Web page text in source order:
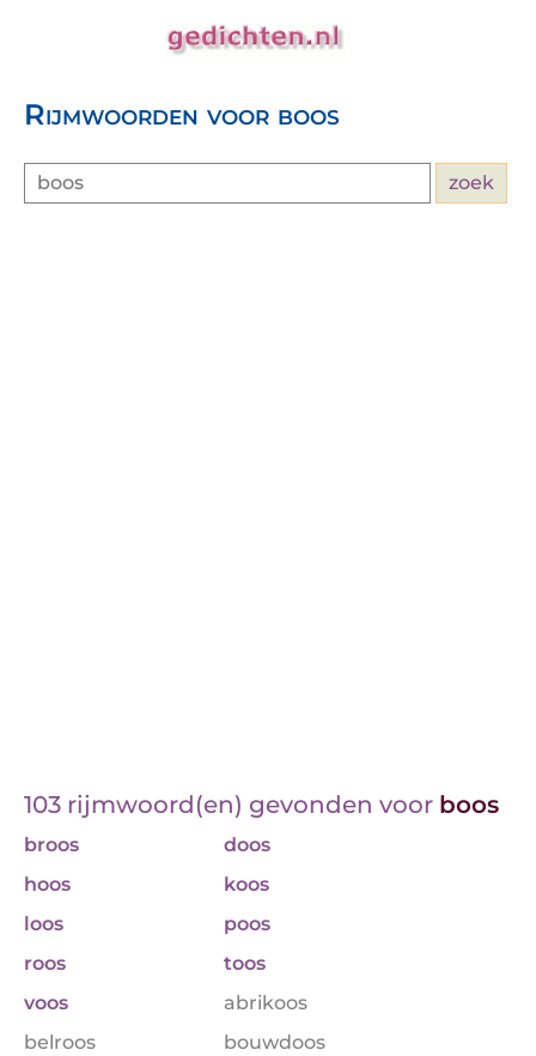
Rijmwoorden voor boos
103 rijmwoord(en) gevonden voor boos
broos
doos
hoos
koos
loos
poos
roos
toos
voos
abrikoos
belroos
bouwdoos